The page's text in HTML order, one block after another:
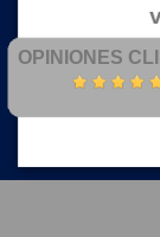
OPINIONES
Evita las